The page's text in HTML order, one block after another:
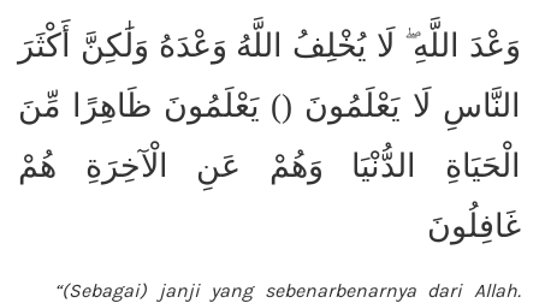
وَعْدَ اللَّهِ ۖ لَا يُخْلِفُ اللَّهُ وَعْدَهُ وَلَٰكِنَّ أَكْثَرَ
النَّاسِ لَا يَعْلَمُونَ () يَعْلَمُونَ ظَاهِرًا مِّنَ
الْحَيَاةِ الدُّنْيَا وَهُمْ عَنِ الْآخِرَةِ هُمْ
غَافِلُونَ
“(Sebagai) janji yang sebenarbenarnya dari Allah.